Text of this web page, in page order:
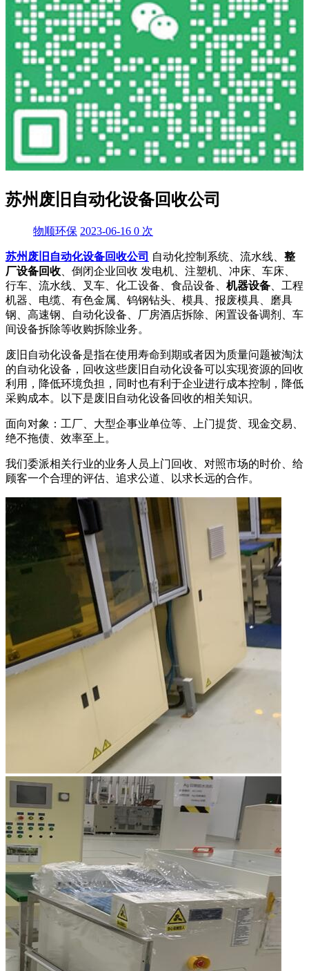
苏州废旧自动化设备回收公司
物顺环保 2023-06-16 0 次
苏州废旧自动化设备回收公司 自动化控制系统、流水线、 整
厂设备回收 、倒闭企业回收 发电机、注塑机、冲床、车床、
行车、流水线、叉车、化工设备、食品设备、 机器设备 、工程
机器、电缆、有色金属、钨钢钻头、模具、报废模具、磨具
钢、高速钢、自动化设备、厂房酒店拆除、闲置设备调剂、车
间设备拆除等收购拆除业务。
废旧自动化设备是指在使用寿命到期或者因为质量问题被淘汰
的自动化设备，回收这些废旧自动化设备可以实现资源的回收
利用，降低环境负担，同时也有利于企业进行成本控制，降低
采购成本。以下是废旧自动化设备回收的相关知识。
面向对象：工厂、大型企事业单位等、上门提货、现金交易、
绝不拖债、效率至上。
我们委派相关行业的业务人员上门回收、对照市场的时价、给
顾客一个合理的评估、追求公道、以求长远的合作。